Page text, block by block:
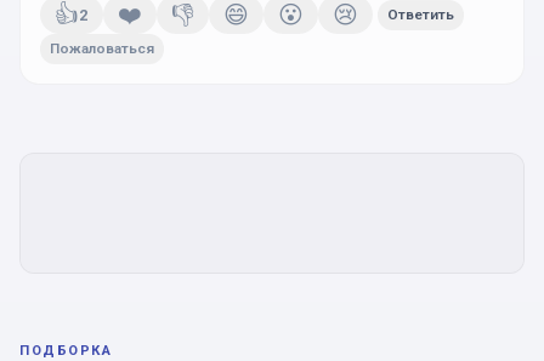
👍2 ❤️ 👎 😄 😮 😢 Ответить
Пожаловаться
ПОДБОРКА